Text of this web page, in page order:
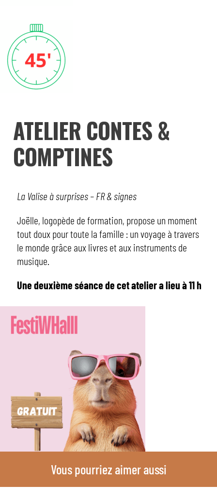
ATELIER CONTES &
COMPTINES
La Valise à surprises – FR & signes
Joëlle, logopède de formation, propose un moment
tout doux pour toute la famille : un voyage à travers
le monde grâce aux livres et aux instruments de
musique.
Une deuxième séance de cet atelier a lieu à 11 h
Vous pourriez aimer aussi